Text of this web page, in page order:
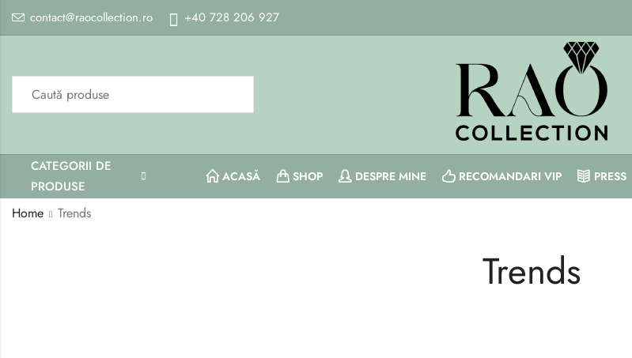
contact@raocollection.ro +40 728 206 927
CATEGORII DE
PRODUSE
ACASĂ SHOP DESPRE MINE RECOMANDARI VIP PRESS
Trends
Home Trends